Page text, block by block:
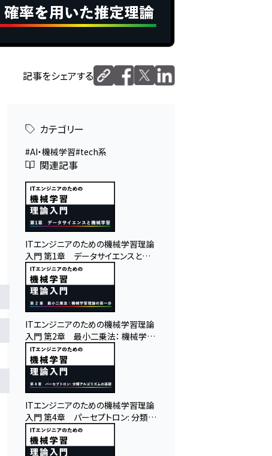
記事をシェアする
カテゴリー
AI・機械学習 tech系
関連記事
ITエンジニアのための機械学習理論
入門 第1章 データサイエンスと機
械学習
ITエンジニアのための機械学習理論
入門 第2章 最小二乗法： 機械学習
理論の第一歩
ITエンジニアのための機械学習理論
入門 第4章 パーセプトロン: 分類ア
ルゴリズムの基礎